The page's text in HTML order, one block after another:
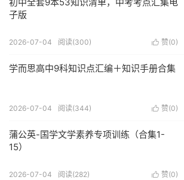
子版
 赞(0)
2026-07-04 阅读(300)
学而思高中9科知识点汇编＋知识手册合集
 赞(0)
2026-07-04 阅读(344)
蒲公英-国学文学素养专项训练（合集1-
15）
 赞(0)
2026-07-04 阅读(282)